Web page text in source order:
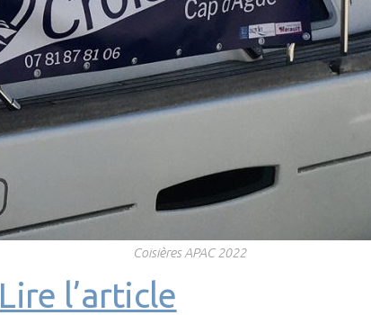
Coisières APAC 2022
Lire l’article